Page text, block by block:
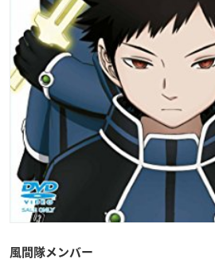
風間隊メンバー